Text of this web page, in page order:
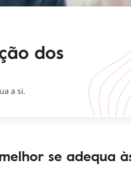
dos
a si.
se adequa